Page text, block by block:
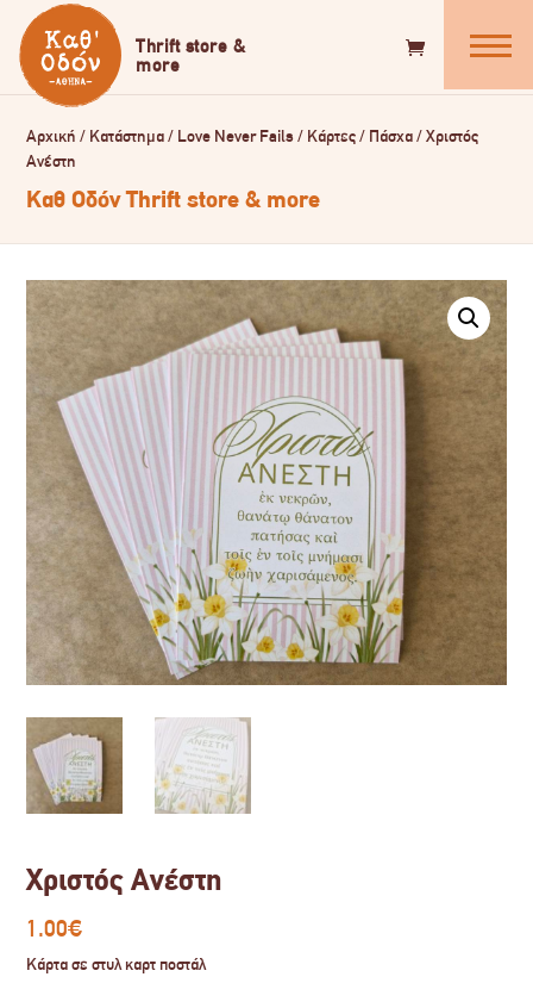
Αρχική / Κατάστημα/ Love Never Fails/ Κάρτες/ Πάσχα/Χριστός
Ανέστη
Καθ Οδόν Thrift store & more
Χριστός Ανέστη
1.00€
Κάρτα σε στυλ καρτ ποστάλ